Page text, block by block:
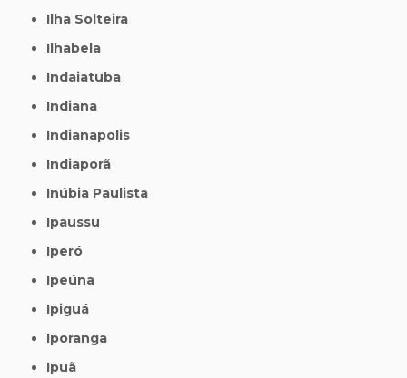
Ilha Solteira
Ilhabela
Indaiatuba
Indiana
Indianapolis
Indiaporã
Inúbia Paulista
Ipaussu
Iperó
Ipeúna
Ipiguá
Iporanga
Ipuã